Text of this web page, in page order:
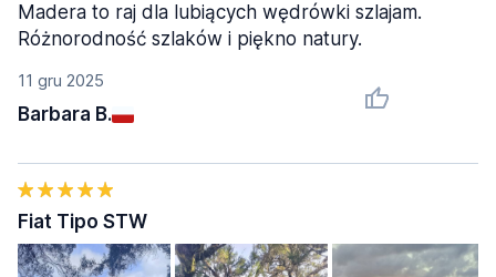
11 gru 2025
Barbara B.
Madera to raj dla lubiących wędrówki szlajam.
Różnorodność szlaków i piękno natury.
Fiat Tipo STW